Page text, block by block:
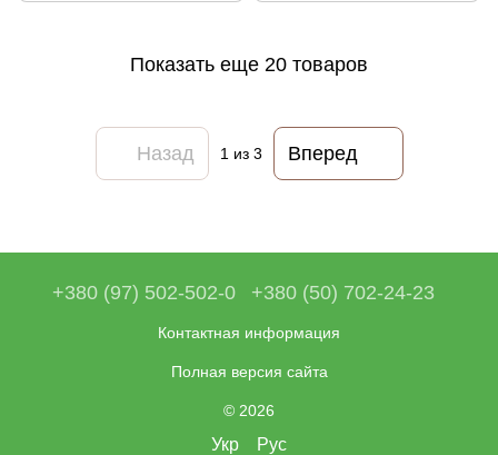
Показать еще 20 товаров
Назад 1из 3 Вперед
+380 (97) 502-502-0 +380 (50) 702-24-23
Контактная информация
Полная версия сайта
© 2026
Укр Рус